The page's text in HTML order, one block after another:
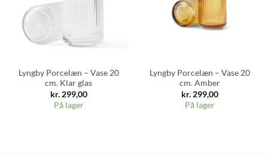
Lyngby Porcelæn – Vase 20
cm. Klar glas
kr.299,00
På lager
Lyngby Porcelæn – Vase 20
cm. Amber
kr.299,00
På lager